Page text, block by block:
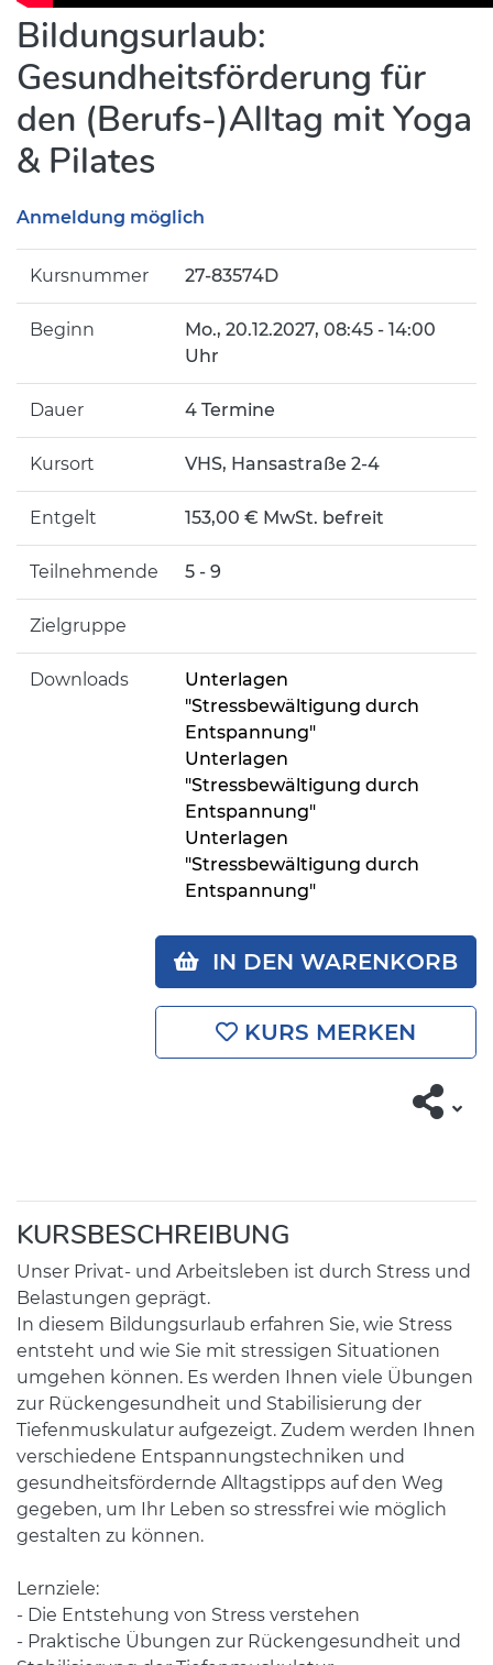
Bildungsurlaub:
Gesundheitsförderung für
den (Berufs-)Alltag mit Yoga
& Pilates
Anmeldung möglich
Kursnummer 27-83574D
Beginn Mo., 20.12.2027, 08:45 - 14:00
Uhr
Dauer 4 Termine
Kursort VHS, Hansastraße 2-4
Entgelt 153,00 € MwSt. befreit
Teilnehmende 5 - 9
Zielgruppe
Downloads
Unterlagen
"Stressbewältigung durch
Entspannung"
Unterlagen
"Stressbewältigung durch
Entspannung"
Unterlagen
"Stressbewältigung durch
Entspannung"
IN DEN WARENKORB
KURS MERKEN
KURSBESCHREIBUNG
Unser Privat- und Arbeitsleben ist durch Stress und
Belastungen geprägt.
In diesem Bildungsurlaub erfahren Sie, wie Stress
entsteht und wie Sie mit stressigen Situationen
umgehen können. Es werden Ihnen viele Übungen
zur Rückengesundheit und Stabilisierung der
Tiefenmuskulatur aufgezeigt. Zudem werden Ihnen
verschiedene Entspannungstechniken und
gesundheitsfördernde Alltagstipps auf den Weg
gegeben, um Ihr Leben so stressfrei wie möglich
gestalten zu können.
Lernziele:
- Die Entstehung von Stress verstehen
- Praktische Übungen zur Rückengesundheit und